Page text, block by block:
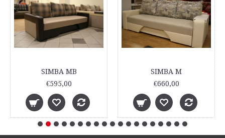
SIMBA MB
€595,00
SIMBA M
€660,00